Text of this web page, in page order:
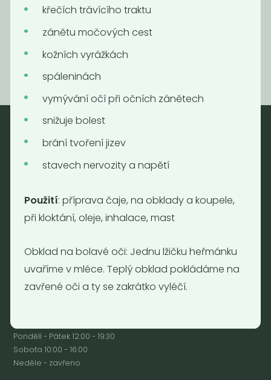
drogerie a minikavárna
Jaromírova 495/16
128 00
Tel.: (+420) 723 736 413
Email:info@nebaleno.eu
Pondělí - Pátek 12:00 - 19:30
Sobota 10:00 - 16:00
Neděle - zavřeno
křečích trávícího traktu
zánětu močových cest
kožních vyrážkách
spáleninách
vymývání očí při očních zánětech
snižuje bolest
brání tvoření jizev
stavech nervozity a napětí
Použití: příprava čaje, na obklady a koupele,
při kloktání, oleje, inhalace, mast
Obklad na bolavé oči: Jednu lžičku heřmánku
uvaříme v mléce. Teplý obklad pokládáme na
zavřené oči a ty se zakrátko vyléčí.